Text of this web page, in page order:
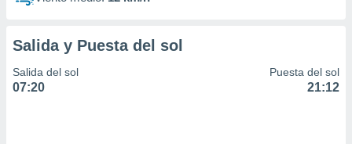
Salida y Puesta del sol
Salida del sol
07:20
Puesta del sol
21:12